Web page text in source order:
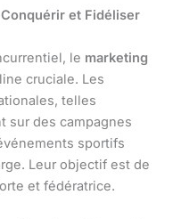
et Fidéliser
le marketing
cruciale. Les
telles
sur des campagnes
sportifs
Leur objectif est de
et fédératrice.